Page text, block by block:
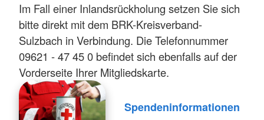
Im Fall einer Inlandsrückholung setzen Sie sich
bitte direkt mit dem BRK-Kreisverband-
Sulzbach in Verbindung. Die Telefonnummer
09621 - 47 45 0 befindet sich ebenfalls auf der
Vorderseite Ihrer Mitgliedskarte.
Spendeninformationen